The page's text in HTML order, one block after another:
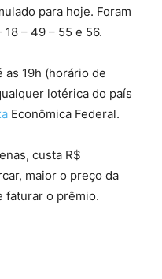
para hoje. Foram
– 49 – 55 e 56.
as 19h (horário de
lotérica do país
Econômica Federal.
custa R$
maior o preço da
faturar o prêmio.